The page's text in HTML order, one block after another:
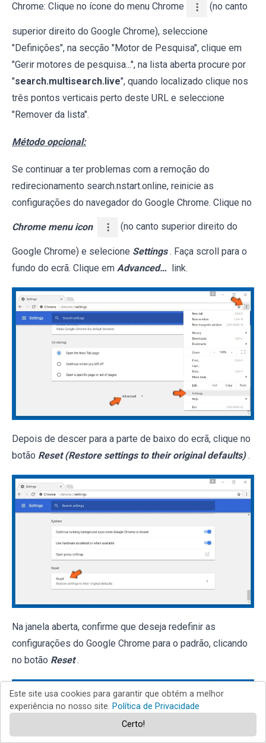
Chrome: Clique no ícone do menu Chrome (no canto
superior direito do Google Chrome), seleccione
"Definições", na secção "Motor de Pesquisa", clique em
"Gerir motores de pesquisa...", na lista aberta procure por
"search.multisearch.live", quando localizado clique nos
três pontos verticais perto deste URL e seleccione
"Remover da lista".
Método opcional:
Se continuar a ter problemas com a remoção do
redirecionamento search.nstart.online, reinicie as
configurações do navegador do Google Chrome. Clique no
Chrome menu icon (no canto superior direito do
Google Chrome) e selecione Settings . Faça scroll para o
fundo do ecrã. Clique em Advanced… link.
Depois de descer para a parte de baixo do ecrã, clique no
botão Reset (Restore settings to their original defaults) .
Na janela aberta, confirme que deseja redefinir as
configurações do Google Chrome para o padrão, clicando
no botão Reset .
Este site usa cookies para garantir que obtém a melhor
experiência no nosso site. Política de Privacidade
Certo!